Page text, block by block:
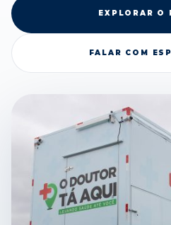
EXPLORAR O
FALAR COM